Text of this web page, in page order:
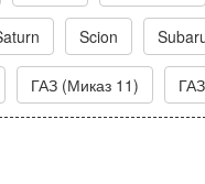
Scion
ГАЗ (Миказ 11)